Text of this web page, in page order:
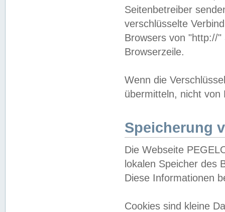
Seitenbetreiber
verschlüsselte
Browsers von "http://
Browserzeile.
Wenn die
übermitteln, nicht von
Speicherung
Die Webseite
lokalen Speicher des
Diese Informationen
Cookies sind kleine